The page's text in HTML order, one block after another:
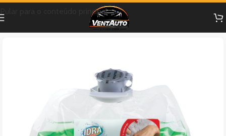
Pular para o conteúdo principal